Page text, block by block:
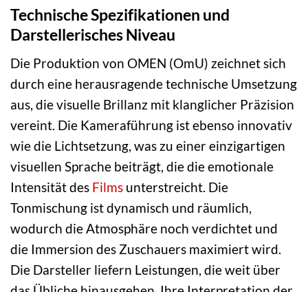
Technische Spezifikationen und
Darstellerisches Niveau
Die Produktion von OMEN (OmU) zeichnet sich
durch eine herausragende technische Umsetzung
aus, die visuelle Brillanz mit klanglicher Präzision
vereint. Die Kameraführung ist ebenso innovativ
wie die Lichtsetzung, was zu einer einzigartigen
visuellen Sprache beiträgt, die die emotionale
Intensität des Films unterstreicht. Die
Tonmischung ist dynamisch und räumlich,
wodurch die Atmosphäre noch verdichtet und
die Immersion des Zuschauers maximiert wird.
Die Darsteller liefern Leistungen, die weit über